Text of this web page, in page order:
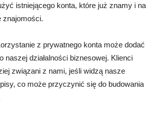
istniejącego konta, które już znamy i na
znajomości.
z prywatnego konta może dodać
naszej działalności biznesowej. Klienci
związani z nami, jeśli widzą nasze
co może przyczynić się do budowania